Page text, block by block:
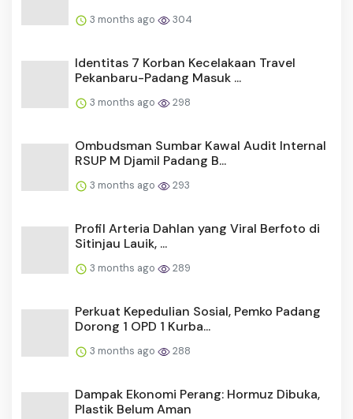
3 months ago 304
Identitas 7 Korban Kecelakaan Travel
Pekanbaru-Padang Masuk ...
3 months ago 298
Ombudsman Sumbar Kawal Audit Internal
RSUP M Djamil Padang B...
3 months ago 293
Profil Arteria Dahlan yang Viral Berfoto di
Sitinjau Lauik, ...
3 months ago 289
Perkuat Kepedulian Sosial, Pemko Padang
Dorong 1 OPD 1 Kurba...
3 months ago 288
Dampak Ekonomi Perang: Hormuz Dibuka,
Plastik Belum Aman